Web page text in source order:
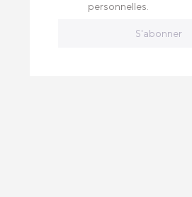
personnelles.
S'abonner